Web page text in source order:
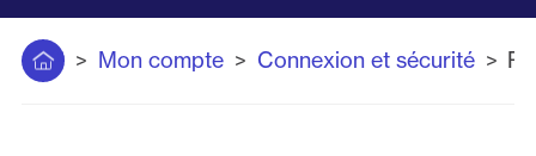
Accueil Mon compte Connexion et sécurité